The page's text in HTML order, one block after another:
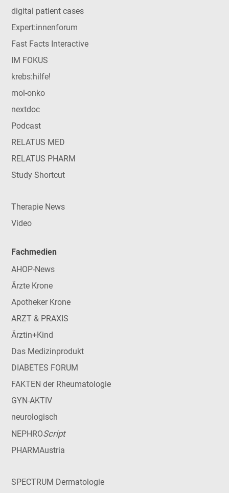
digital patient cases
Expert:innenforum
Fast Facts Interactive
IM FOKUS
krebs:hilfe!
mol-onko
nextdoc
Podcast
RELATUS MED
RELATUS PHARM
Study Shortcut
Therapie News
Video
Fachmedien
AHOP-News
Ärzte Krone
Apotheker Krone
ARZT & PRAXIS
Ärztin+Kind
Das Medizinprodukt
DIABETES FORUM
FAKTEN der Rheumatologie
GYN-AKTIV
neurologisch
NEPHROScript
PHARMAustria
SPECTRUM Dermatologie